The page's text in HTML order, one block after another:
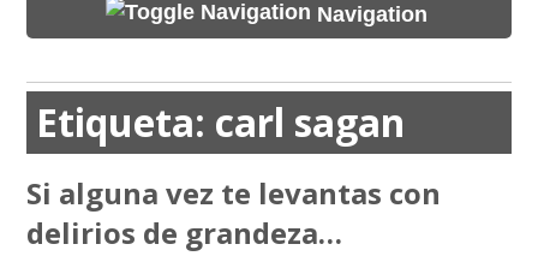
Navigation
Etiqueta: carl sagan
Si alguna vez te levantas con
delirios de grandeza…